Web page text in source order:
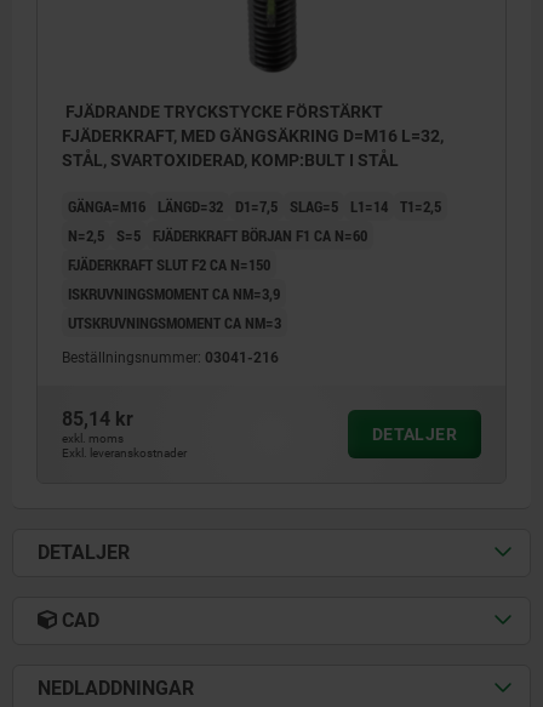
FJÄDRANDE TRYCKSTYCKE FÖRSTÄRKT
FJÄDERKRAFT, MED GÄNGSÄKRING D=M16 L=32,
STÅL, SVARTOXIDERAD, KOMP:BULT I STÅL
GÄNGA=M16 LÄNGD=32 D1=7,5 SLAG=5 L1=14 T1=2,5
N=2,5
S=5
FJÄDERKRAFT BÖRJAN F1 CA N=60
FJÄDERKRAFT SLUT F2 CA N=150
ISKRUVNINGSMOMENT CA NM=3,9
UTSKRUVNINGSMOMENT CA NM=3
Beställningsnummer: 03041-216
85,14 kr
exkl. moms
Exkl. leveranskostnader
DETALJER
DETALJER
CAD
NEDLADDNINGAR